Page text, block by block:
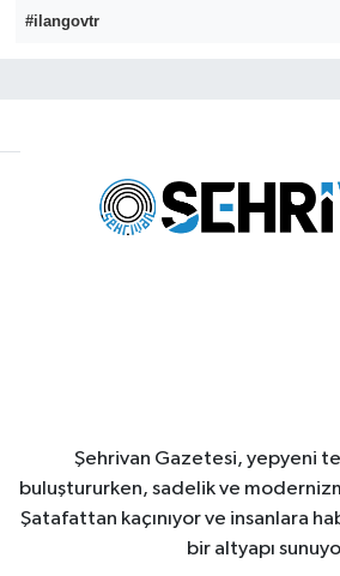
#ilangovtr
Şehrivan Gazetesi, yepyeni
buluştururken, sadelik ve
Şatafattan kaçınıyor ve insanlara
bir altyapı